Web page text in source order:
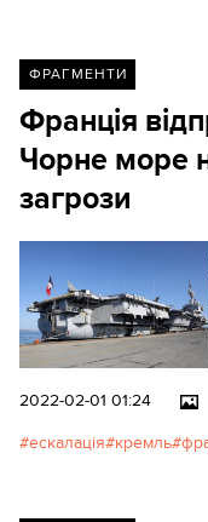
ФРАГМЕНТИ
Франція
Чорне море
загрози
2022-02-01 01:24
ескалація кремль